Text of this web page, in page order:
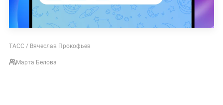
ТАСС / Вячеслав Прокофьев
Марта Белова